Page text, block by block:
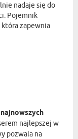
nadaje się do
Pojemnik
która zapewnia
najnowszych
najlepszej w
pozwala na